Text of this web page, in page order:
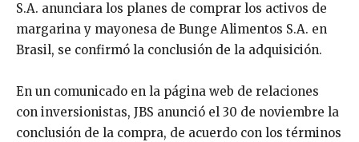
S.A. anunciara los planes de comprar los activos de
margarina y mayonesa de Bunge Alimentos S.A. en
Brasil, se confirmó la conclusión de la adquisición.
En un comunicado en la página web de relaciones
con inversionistas, JBS anunció el 30 de noviembre la
conclusión de la compra, de acuerdo con los términos